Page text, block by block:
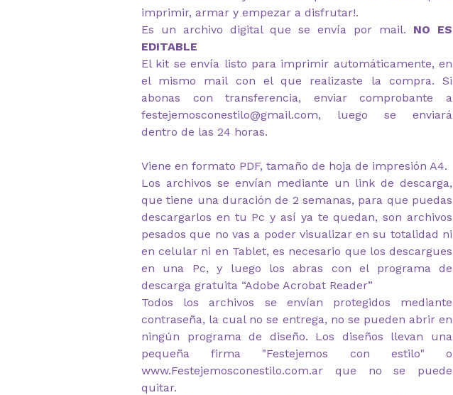
imprimir, armar y empezar a disfrutar!.
Es un archivo digital que se envía por mail. NO ES
EDITABLE
El kit se envía listo para imprimir automáticamente, en
el mismo mail con el que realizaste la compra. Si
abonas con transferencia, enviar comprobante a
festejemosconestilo@gmail.com, luego se enviará
dentro de las 24 horas.
Viene en formato PDF, tamaño de hoja de impresión A4.
Los archivos se envían mediante un link de descarga,
que tiene una duración de 2 semanas, para que puedas
descargarlos en tu Pc y así ya te quedan, son archivos
pesados que no vas a poder visualizar en su totalidad ni
en celular ni en Tablet, es necesario que los descargues
en una Pc, y luego los abras con el programa de
descarga gratuita “Adobe Acrobat Reader”
Todos los archivos se envían protegidos mediante
contraseña, la cual no se entrega, no se pueden abrir en
ningún programa de diseño. Los diseños llevan una
pequeña firma "Festejemos con estilo" o
www.Festejemosconestilo.com.ar
que no se puede
quitar.